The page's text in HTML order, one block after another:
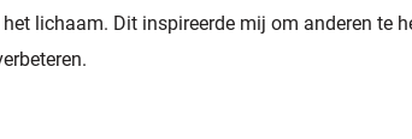
lichaam. Dit inspireerde mij om anderen te